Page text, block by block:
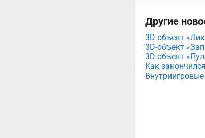
Другие
3D-объект
3D-объект
3D-объект
Как